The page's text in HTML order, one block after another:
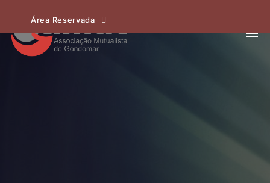
Área Reservada